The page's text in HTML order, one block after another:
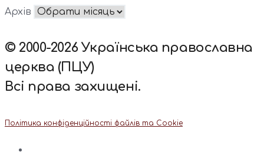
Архів
© 2000-2026 Українська православна
церква (ПЦУ)
Всі права захищені.
Політика конфіденційності файлів та Cookie